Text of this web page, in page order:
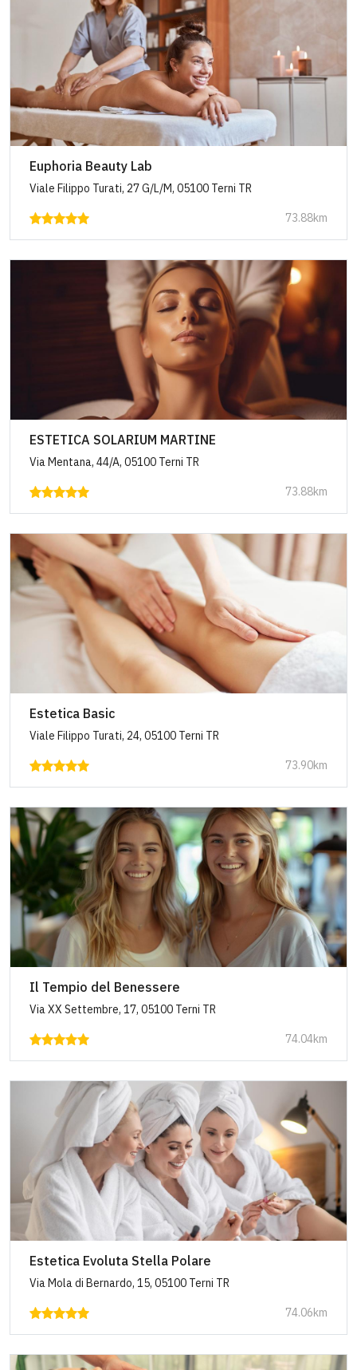
Euphoria Beauty Lab
Viale Filippo Turati, 27 G/L/M, 05100 Terni TR
73.88km
ESTETICA SOLARIUM MARTINE
Via Mentana, 44/A, 05100 Terni TR
73.88km
Estetica Basic
Viale Filippo Turati, 24, 05100 Terni TR
73.90km
Il Tempio del Benessere
Via XX Settembre, 17, 05100 Terni TR
74.04km
Estetica Evoluta Stella Polare
Via Mola di Bernardo, 15, 05100 Terni TR
74.06km